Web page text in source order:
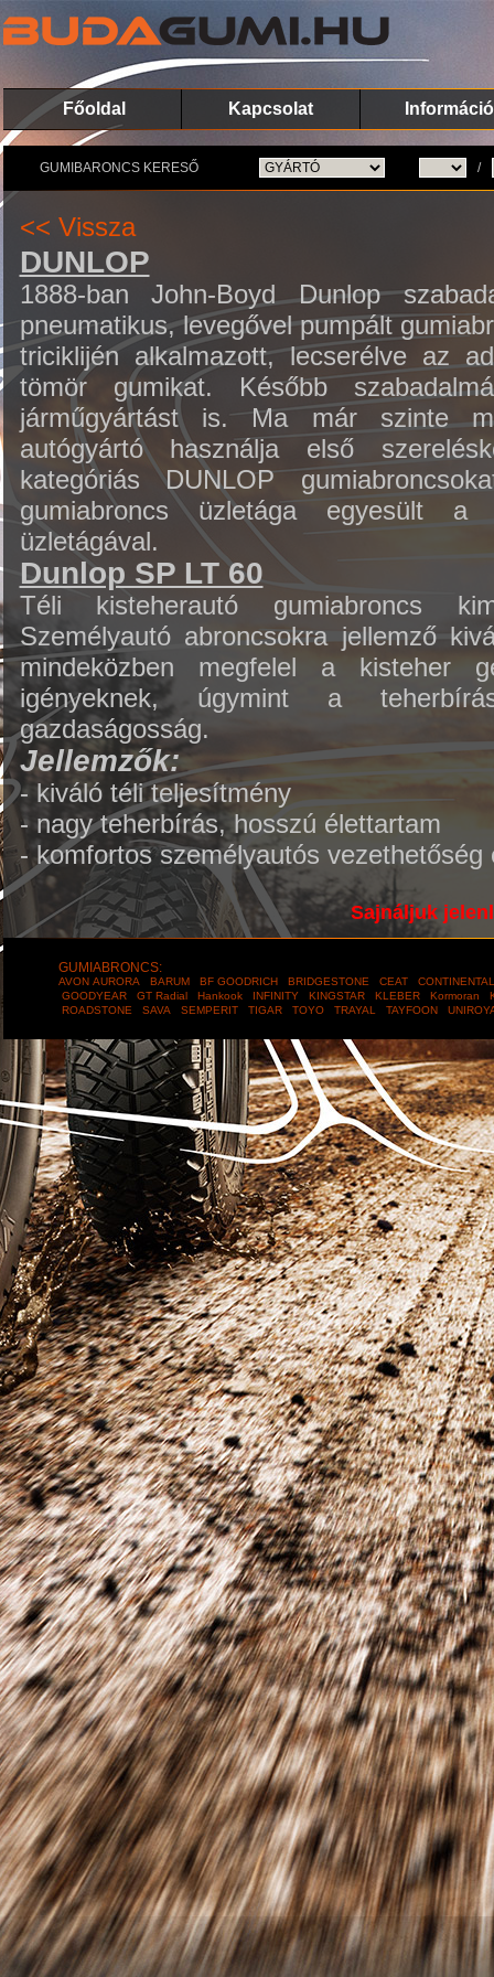
Főoldal Kapcsolat Információ
GUMIBARONCS KERESŐ /
<< Vissza
DUNLOP
1888-ban John-Boyd Dunlop
pneumatikus, levegővel pumpált
triciklijén alkalmazott, lecserélve az
tömör gumikat. Később
járműgyártást is. Ma már szinte
autógyártó használja első
kategóriás DUNLOP
gumiabroncs üzletága egyesült a
üzletágával.
Dunlop SP LT 60
Téli kisteherautó gumiabroncs
Személyautó abroncsokra jellemző
mindeközben megfelel a kisteher
igényeknek, úgymint a
gazdaságosság.
Jellemzők:
- kiváló téli teljesítmény
- nagy teherbírás, hosszú élettartam
- komfortos személyautós vezethetőség
Sajnáljuk
GUMIABRONCS:
AVON AURORA BARUM BF GOODRICH BRIDGESTONE CEAT
GOODYEAR
GT Radial Hankook INFINITY KINGSTAR KLEBER Kormoran
ROADSTONE
SAVA SEMPERIT TIGAR TOYO TRAYAL TAYFOON